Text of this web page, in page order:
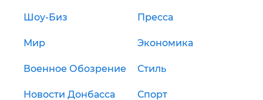
Шоу-Биз Пресса
Мир Экономика
Военное Обозрение Стиль
Новости Донбасса Спорт